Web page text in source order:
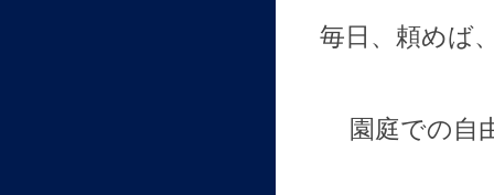
毎日、頼めば
園庭での自